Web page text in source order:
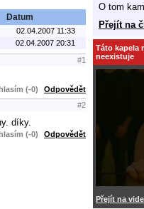
Datum
02.04.2007 11:33
02.04.2007 20:31
#1
(-0) Odpovědět
#2
díky.
(-0) Odpovědět
O tom
Přejít na
Táto kapela
neexistuje
Přejít na